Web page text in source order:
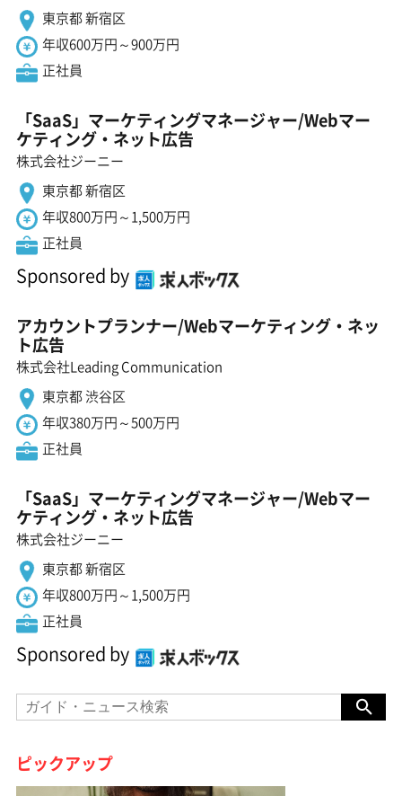
東京都 新宿区
年収600万円～900万円
正社員
「SaaS」マーケティングマネージャー/Webマー
ケティング・ネット広告
株式会社ジーニー
東京都 新宿区
年収800万円～1,500万円
正社員
Sponsored by
アカウントプランナー/Webマーケティング・ネッ
ト広告
株式会社Leading Communication
東京都 渋谷区
年収380万円～500万円
正社員
「SaaS」マーケティングマネージャー/Webマー
ケティング・ネット広告
株式会社ジーニー
東京都 新宿区
年収800万円～1,500万円
正社員
Sponsored by
ピックアップ